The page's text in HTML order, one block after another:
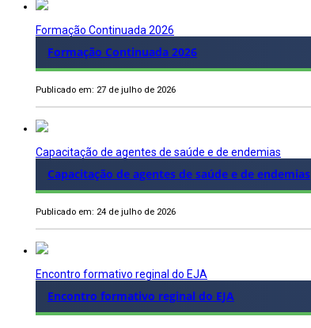
Formação Continuada 2026
Formação Continuada 2026
Publicado em: 27 de julho de 2026
Capacitação de agentes de saúde e de endemias
Capacitação de agentes de saúde e de endemias
Publicado em: 24 de julho de 2026
Encontro formativo reginal do EJA
Encontro formativo reginal do EJA